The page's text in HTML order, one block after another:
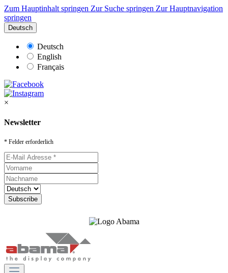
Zum Hauptinhalt springen Zur Suche springen Zur Hauptnavigation
springen
Deutsch
Deutsch
English
Français
×
Newsletter
* Felder erforderlich